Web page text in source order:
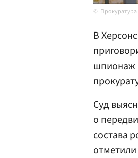
Прокуратура
В
шпионаж
Суд
о
состава